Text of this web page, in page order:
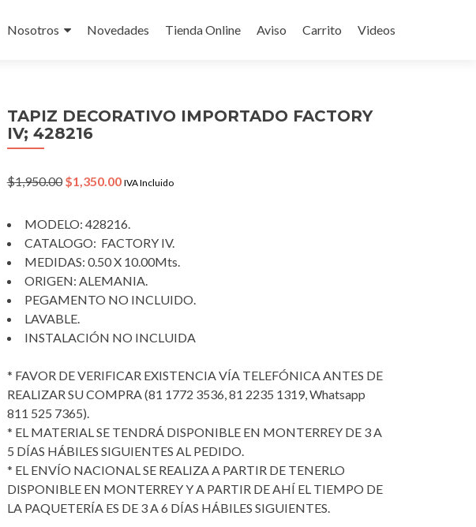
Nosotros Novedades Tienda Online Aviso Carrito Videos
TAPIZ DECORATIVO IMPORTADO FACTORY
IV; 428216
$1,950.00 Original
$1,950.00.
$1,350.00Current
$1,350.00.
IVA Incluido
MODELO: 428216.
CATALOGO: FACTORY IV.
MEDIDAS: 0.50 X 10.00Mts.
ORIGEN: ALEMANIA.
PEGAMENTO NO INCLUIDO.
LAVABLE.
INSTALACIÓN NO INCLUIDA
* FAVOR DE VERIFICAR EXISTENCIA VÍA TELEFÓNICA ANTES DE
REALIZAR SU COMPRA (81 1772 3536, 81 2235 1319, Whatsapp
811 525 7365).
* EL MATERIAL SE TENDRÁ DISPONIBLE EN MONTERREY DE 3 A
5 DÍAS HÁBILES SIGUIENTES AL PEDIDO.
* EL ENVÍO NACIONAL SE REALIZA A PARTIR DE TENERLO
DISPONIBLE EN MONTERREY Y A PARTIR DE AHÍ EL TIEMPO DE
LA PAQUETERÍA ES DE 3 A 6 DÍAS HÁBILES SIGUIENTES.